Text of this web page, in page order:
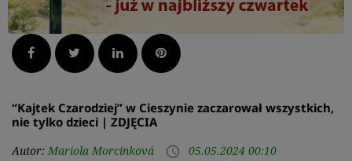
Facebook Twitter LinkedInPinterest
“Kajtek Czarodziej” w Cieszynie zaczarował wszystkich,
nie tylko dzieci | ZDJĘCIA
Autor: Mariola Morcinková access_time 05.05.2024 00:10